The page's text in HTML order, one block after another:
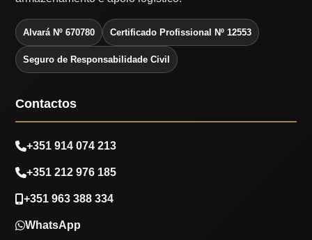
Alvará Nº 670780 Certificado Profissional Nº 12553
Seguro de Responsabilidade Civil
Contactos
+351 914 074 213
+351 212 976 185
+351 963 388 334
WhatsApp